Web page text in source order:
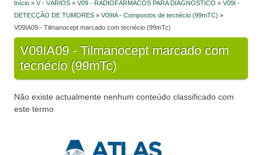
Está aqui
Início » V - VÁRIOS » V09 - RADIOFÁRMACOS PARA DIAGNÓSTICO » V09I -
DETECÇÃO DE TUMORES » V09IA - Compostos de tecnécio (99mTC) »
V09IA09 - Tilmanocept marcado com tecnécio (99mTc)
V09IA09 - Tilmanocept marcado com
tecnécio (99mTc)
Não existe actualmente nenhum conteúdo classificado com
este termo